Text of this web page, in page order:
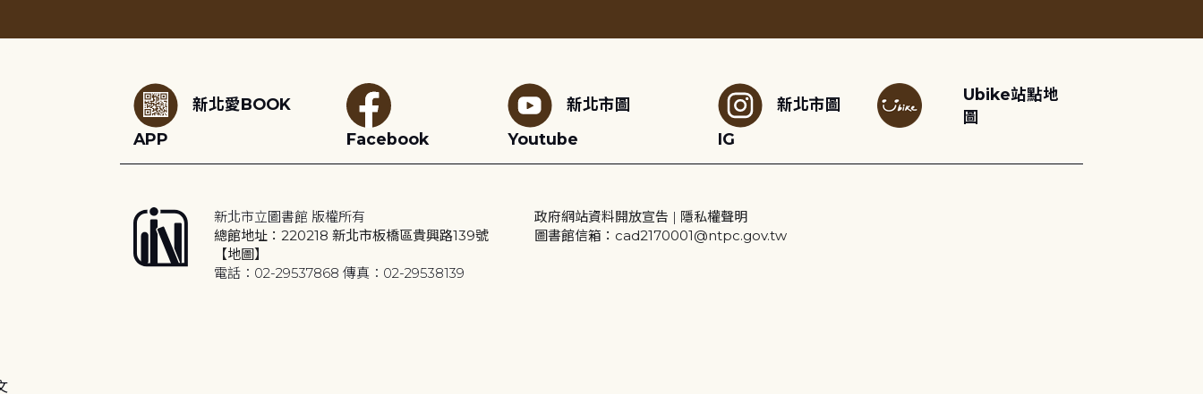
新北愛BOOK
APP
Facebook
新北市圖
Youtube
新北市圖
IG
Ubike站點地
圖
新北市立圖書館 版權所有
總館地址：220218 新北市板橋區貴興路139號
【地圖】
電話：02-29537868 傳真：02-29538139
政府網站資料開放宣告 | 隱私權聲明
圖書館信箱：cad2170001@ntpc.gov.tw